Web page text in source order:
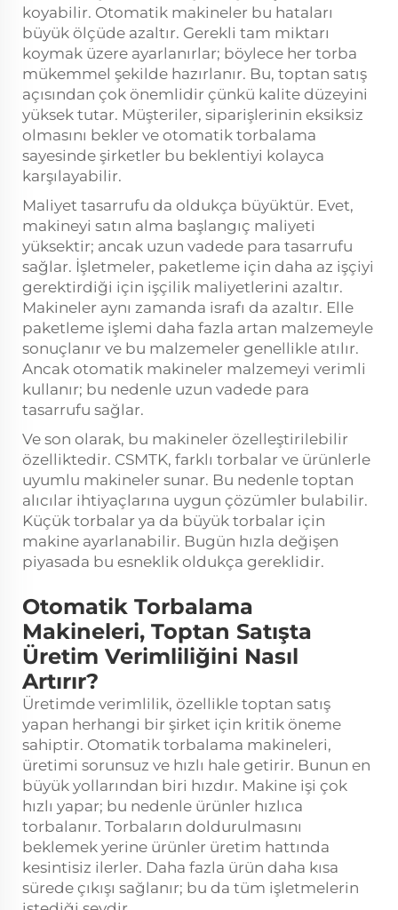
koyabilir. Otomatik makineler bu hataları
büyük ölçüde azaltır. Gerekli tam miktarı
koymak üzere ayarlanırlar; böylece her torba
mükemmel şekilde hazırlanır. Bu, toptan satış
açısından çok önemlidir çünkü kalite düzeyini
yüksek tutar. Müşteriler, siparişlerinin eksiksiz
olmasını bekler ve otomatik torbalama
sayesinde şirketler bu beklentiyi kolayca
karşılayabilir.
Maliyet tasarrufu da oldukça büyüktür. Evet,
makineyi satın alma başlangıç maliyeti
yüksektir; ancak uzun vadede para tasarrufu
sağlar. İşletmeler, paketleme için daha az işçiyi
gerektirdiği için işçilik maliyetlerini azaltır.
Makineler aynı zamanda israfı da azaltır. Elle
paketleme işlemi daha fazla artan malzemeyle
sonuçlanır ve bu malzemeler genellikle atılır.
Ancak otomatik makineler malzemeyi verimli
kullanır; bu nedenle uzun vadede para
tasarrufu sağlar.
Ve son olarak, bu makineler özelleştirilebilir
özelliktedir. CSMTK, farklı torbalar ve ürünlerle
uyumlu makineler sunar. Bu nedenle toptan
alıcılar ihtiyaçlarına uygun çözümler bulabilir.
Küçük torbalar ya da büyük torbalar için
makine ayarlanabilir. Bugün hızla değişen
piyasada bu esneklik oldukça gereklidir.
Otomatik Torbalama
Makineleri, Toptan Satışta
Üretim Verimliliğini Nasıl
Artırır?
Üretimde verimlilik, özellikle toptan satış
yapan herhangi bir şirket için kritik öneme
sahiptir. Otomatik torbalama makineleri,
üretimi sorunsuz ve hızlı hale getirir. Bunun en
büyük yollarından biri hızdır. Makine işi çok
hızlı yapar; bu nedenle ürünler hızlıca
torbalanır. Torbaların doldurulmasını
beklemek yerine ürünler üretim hattında
kesintisiz ilerler. Daha fazla ürün daha kısa
sürede çıkışı sağlanır; bu da tüm işletmelerin